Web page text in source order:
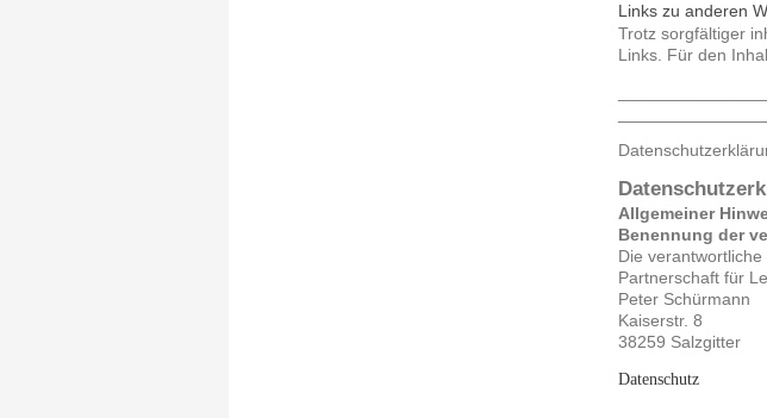
Links zu anderen
Trotz sorgfältiger
Links. Für den
Allgemeiner
Benennung der
Die
Partnerschaft für
Peter Schürmann
Kaiserstr. 8
38259 Salzgitter
Datenschutz